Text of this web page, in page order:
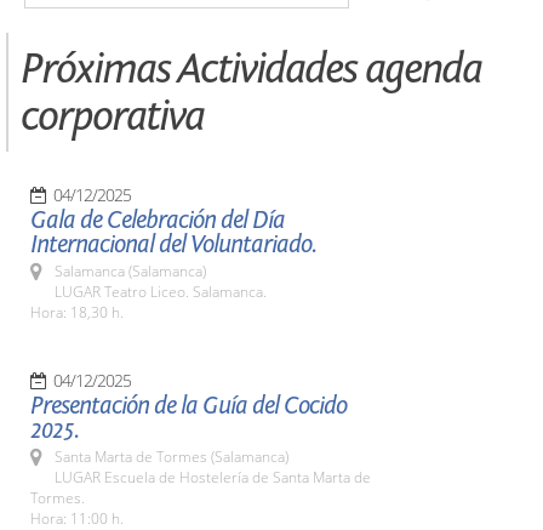
Próximas Actividades agenda
corporativa
04/12/2025
Gala de Celebración del Día
Internacional del Voluntariado.
Salamanca (Salamanca)
LUGAR Teatro Liceo. Salamanca.
Hora: 18,30 h.
04/12/2025
Presentación de la Guía del Cocido
2025.
Santa Marta de Tormes (Salamanca)
LUGAR Escuela de Hostelería de Santa Marta de
Tormes.
Hora: 11:00 h.